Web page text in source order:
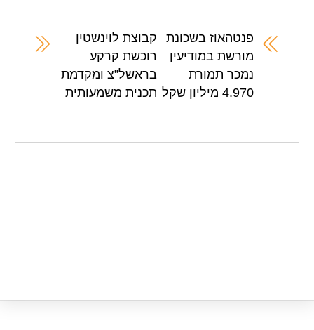
b
A
p
p
פנטהאוז בשכונת
מורשת במודיעין
נמכר תמורת
4.970 מיליון שקל
קבוצת לוינשטין
רוכשת קרקע
בראשל”צ ומקדמת
תכנית משמעותית